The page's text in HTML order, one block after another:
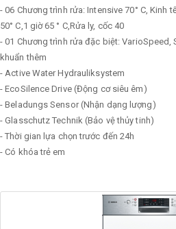
- 06 Chương trình rửa: Intensive 70° C, Kinh
50° C,1 giờ 65 ° C,Rửa ly, cốc 40
- 01 Chương trình rửa đặc biệt: VarioSpeed,
khuẩn thêm
- Active Water Hydrauliksystem
- EcoSilence Drive (Động cơ siêu êm)
- Beladungs Sensor (Nhận dạng lượng)
- Glasschutz Technik (Bảo vệ thủy tinh)
- Thời gian lựa chọn trước đến 24h
- Có khóa trẻ em